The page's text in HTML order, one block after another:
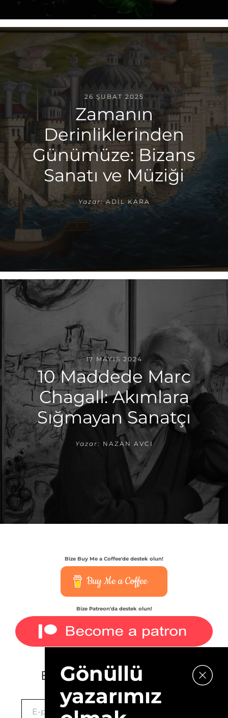
26 ŞUBAT 2025
Zamanın
Derinliklerinden
Günümüze: Bizans
Sanatı ve Müziği
Yazar: ADIL KARA
17 MAYIS 2024
10 Maddede Marc
Chagall: Akımlara
Sığmayan Sanatçı
Yazar: NAZAN AVCI
Bize Buy Me a Coffee'de destek olun!
Buy Me a Coffee
Bize Patreon'da destek olun!
E-bültenimize kaydolun.
Gönüllü
yazarımız